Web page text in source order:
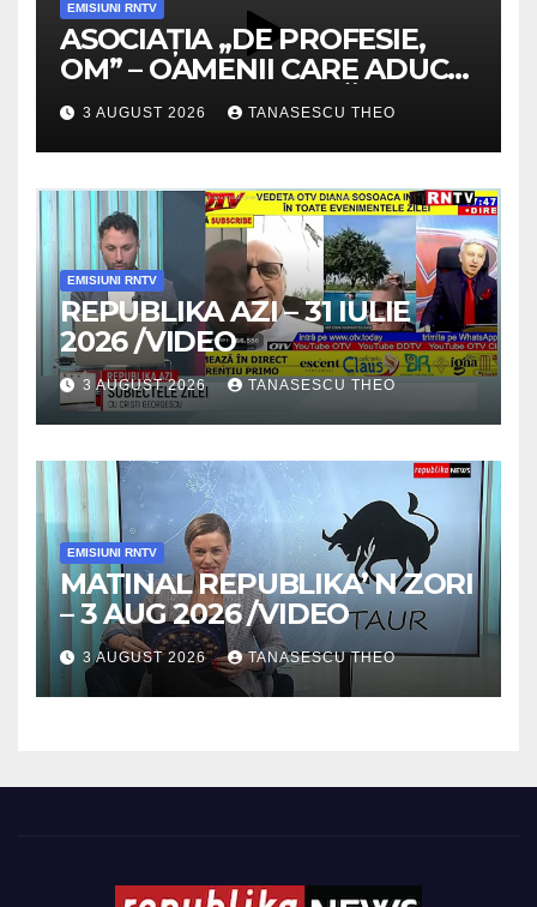
EMISIUNI RNTV
ASOCIAȚIA „DE PROFESIE,
OM” – OAMENII CARE ADUC
VALOARE COMUNITĂȚII /
SECRETELE SUCCESULUI
/VIDEO
3 AUGUST 2026 TANASESCU THEO
EMISIUNI RNTV
REPUBLIKA AZI – 31 IULIE
2026 /VIDEO
3 AUGUST 2026 TANASESCU THEO
EMISIUNI RNTV
MATINAL REPUBLIKA’ N ZORI
– 3 AUG 2026 /VIDEO
3 AUGUST 2026 TANASESCU THEO